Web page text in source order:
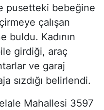
pusetteki bebeğine
çalışan
buldu. Kadının
girdiği, araç
ve garaj
sızdığı belirlendi.
Mahallesi 3597